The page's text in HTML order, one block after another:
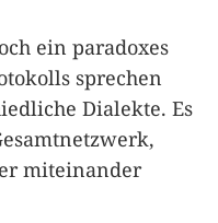
ein paradoxes
sprechen
Dialekte. Es
miteinander